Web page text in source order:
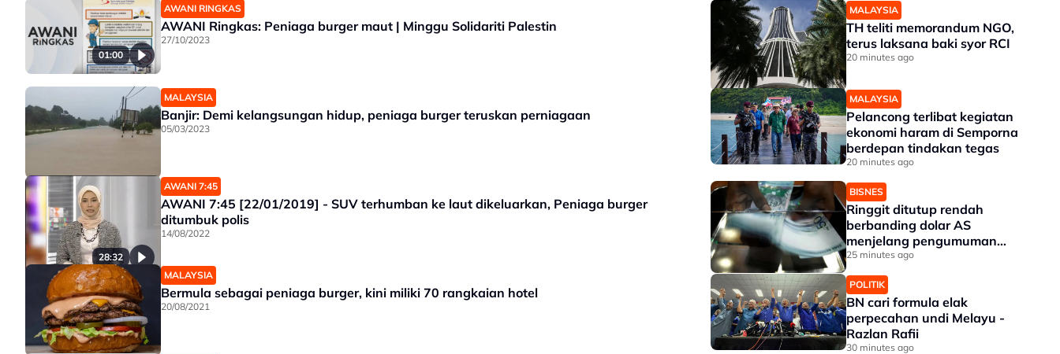
01:00
AWANI RINGKAS
AWANI Ringkas: Peniaga burger maut | Minggu Solidariti Palestin
27/10/2023
MALAYSIA
Banjir: Demi kelangsungan hidup, peniaga burger teruskan perniagaan
05/03/2023
28:32
AWANI 7:45
AWANI 7:45 [22/01/2019] - SUV terhumban ke laut dikeluarkan, Peniaga burger
ditumbuk polis
14/08/2022
MALAYSIA
Bermula sebagai peniaga burger, kini miliki 70 rangkaian hotel
20/08/2021
MALAYSIA
TH teliti memorandum NGO,
terus laksana baki syor RCI
20 minutes ago
MALAYSIA
Pelancong terlibat kegiatan
ekonomi haram di Semporna
berdepan tindakan tegas
20 minutes ago
BISNES
Ringgit ditutup rendah
berbanding dolar AS
menjelang pengumuman
data pasaran buruh AS
25 minutes ago
POLITIK
BN cari formula elak
perpecahan undi Melayu -
Razlan Rafii
30 minutes ago